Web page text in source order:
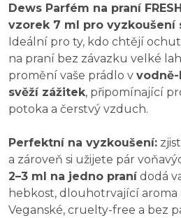
Dews Parfém na praní
vzorek 7 ml pro vyzkoušení
Ideální pro ty, kdo chtějí
na praní bez závazku velké
promění vaše prádlo v vodně-
svěží zážitek, připomínající
potoka a čerstvý vzduch.
Perfektní na vyzkoušení:
a zároveň si užijete pár
2–3 ml na jedno pranídodá
hebkost, dlouhotrvající aroma
Veganské, cruelty-free a bez